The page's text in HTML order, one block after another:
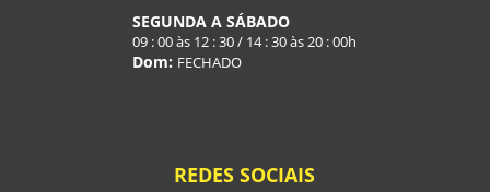
SEGUNDA A SÁBADO
09 : 00 às 12 : 30 / 14 : 30 às 20 : 00h
Dom: FECHADO
REDES SOCIAIS